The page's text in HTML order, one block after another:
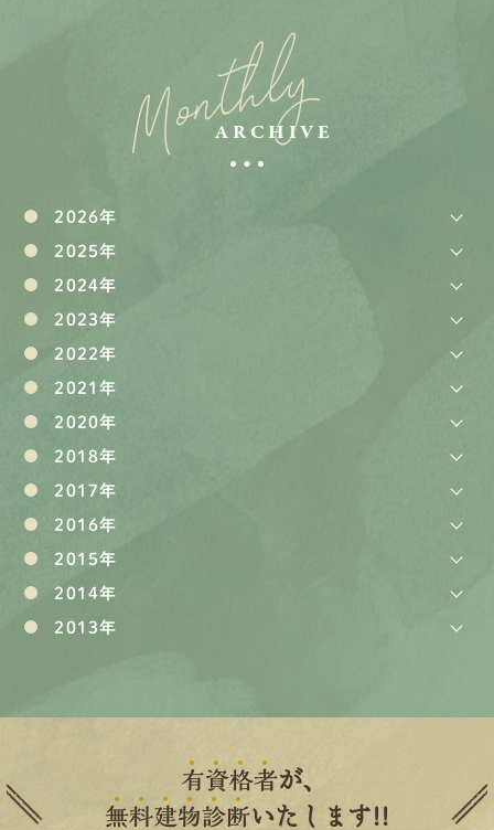
Monthly
ARCHIVE
2026年
2025年
2024年
2023年
2022年
2021年
2020年
2018年
2017年
2016年
2015年
2014年
2013年
有資格者が、
無料建物診断いたします!!